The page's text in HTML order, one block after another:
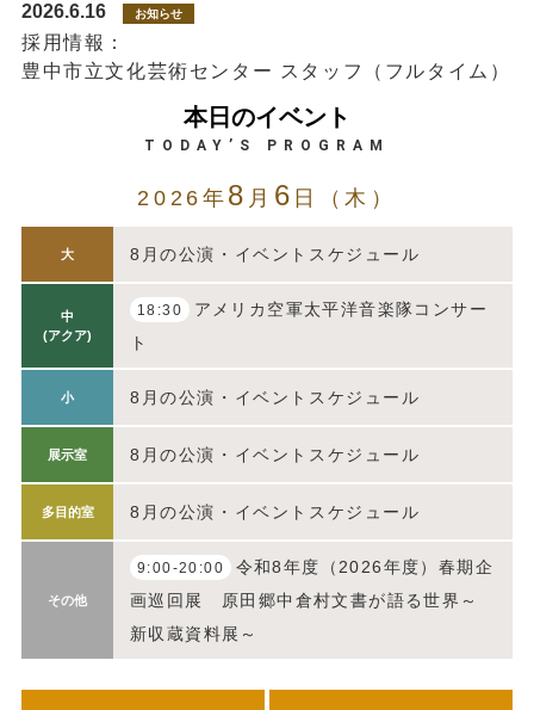
2026.6.16 お知らせ
採用情報：
豊中市立文化芸術センター スタッフ（フルタイム）
本日のイベント
TODAY’S PROGRAM
2026年 8 月 6 日（木）
大 8月の公演・イベントスケジュール
中
(アクア)
18:30
アメリカ空軍太平洋音楽隊コンサー
ト
小 8月の公演・イベントスケジュール
展示室 8月の公演・イベントスケジュール
多目的室 8月の公演・イベントスケジュール
その他
9:00-20:00
令和8年度（2026年度）春期企
画巡回展 原田郷中倉村文書が語る世界～
新収蔵資料展～